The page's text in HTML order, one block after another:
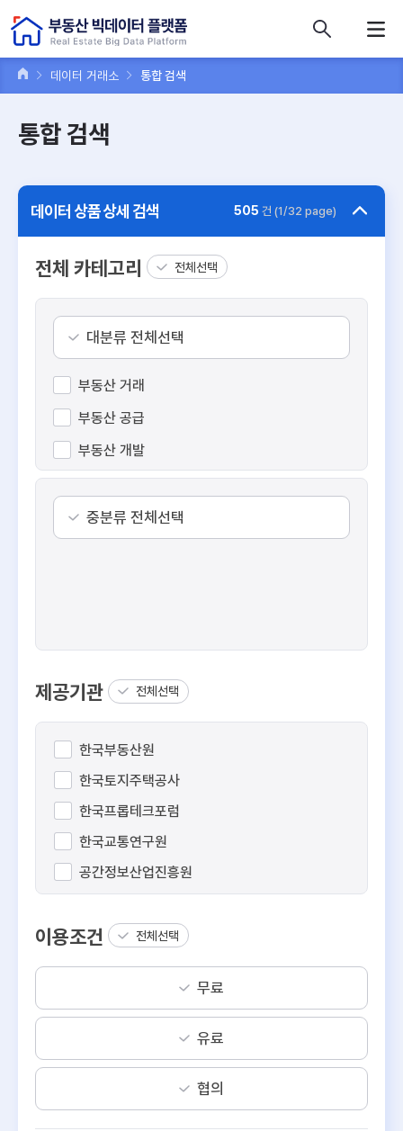
데이터 거래소 통합 검색
통합 검색
데이터 상품 상세 검색 505 건 (1/32 page)
전체 카테고리 전체선택
대분류 전체선택
부동산 거래
부동산 공급
부동산 개발
수익형 부동산
공간 정보
중분류 전체선택
제공기관 전체선택
한국부동산원
한국토지주택공사
한국프롭테크포럼
한국교통연구원
공간정보산업진흥원
오아시스비즈니스
이에이트
리파인
이용조건 전체선택
무료
유료
협의